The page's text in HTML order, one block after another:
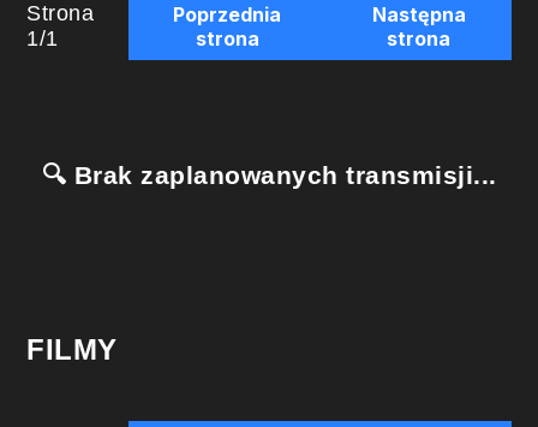
Strona
1/1
Poprzednia
strona
Następna
strona
🔍 Brak zaplanowanych transmisji...
FILMY